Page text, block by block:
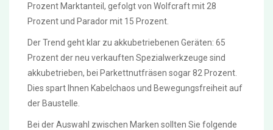
Prozent Marktanteil, gefolgt von Wolfcraft mit 28
Prozent und Parador mit 15 Prozent.
Der Trend geht klar zu akkubetriebenen Geräten: 65
Prozent der neu verkauften Spezialwerkzeuge sind
akkubetrieben, bei Parkettnutfräsen sogar 82 Prozent.
Dies spart Ihnen Kabelchaos und Bewegungsfreiheit auf
der Baustelle.
Bei der Auswahl zwischen Marken sollten Sie folgende